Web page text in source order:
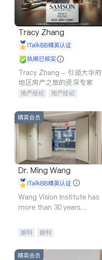
Tracy Zhang
iTalkBB精英认证
执照已核实
Tracy Zhang - 引领大华府
地区房产之旅的资深专家
地产经纪
地产经纪
商铺租售
开发商建商
精英会员
Dr. Ming Wang
iTalkBB精英认证
Wang Vision Institute has
more than 30 years
眼科 眼科
精英会员